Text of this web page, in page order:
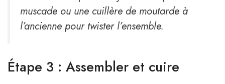
muscade ou une cuillère de moutarde à
l’ancienne pour twister l’ensemble.
Étape 3 : Assembler et cuire